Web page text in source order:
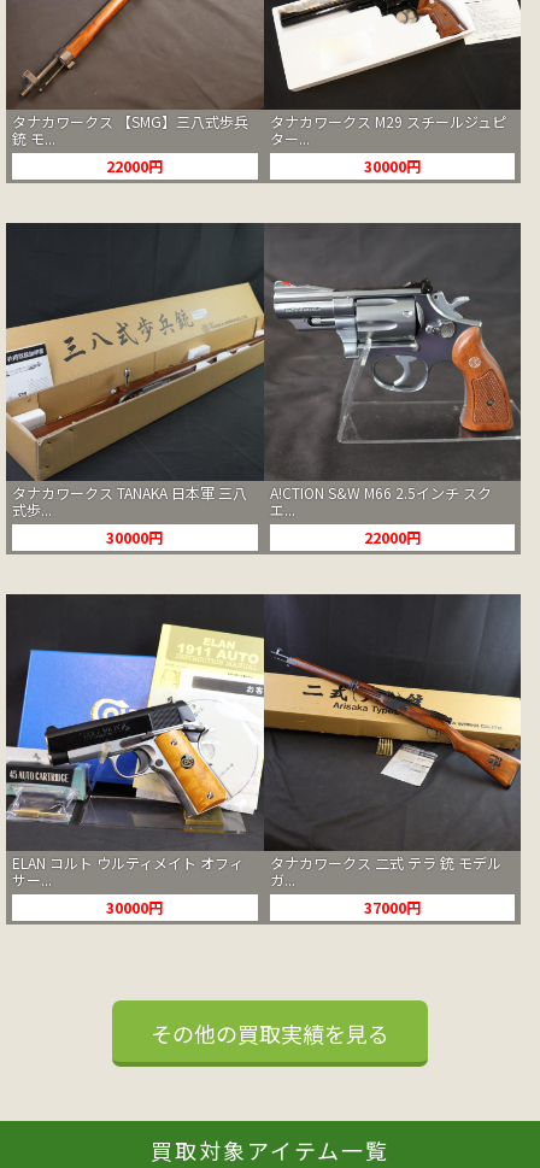
タナカワークス 【SMG】三八式歩兵
銃 モ...
22000円
タナカワークス M29 スチールジュピ
ター...
30000円
タナカワークス TANAKA 日本軍 三八
式歩...
30000円
A!CTION S&W M66 2.5インチ スク
エ...
22000円
ELAN コルト ウルティメイト オフィ
サー...
30000円
タナカワークス 二式 テラ 銃 モデル
ガ...
37000円
その他の買取実績を見る
買取対象アイテム一覧